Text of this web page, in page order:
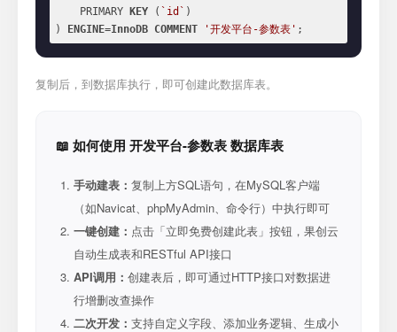
    PRIMARY
KEY ( `id` )
)
ENGINE=InnoDB COMMENT '开发平台-参数表' ;
复制后，到数据库执行，即可创建此数据库表。
📖 如何使用 开发平台-参数表 数据库表
手动建表： 复制上方SQL语句，在MySQL客户端
（如Navicat、phpMyAdmin、命令行）中执行即可
一键创建： 点击「立即免费创建此表」按钮，果创云
自动生成表和RESTful API接口
API调用： 创建表后，即可通过HTTP接口对数据进
行增删改查操作
二次开发： 支持自定义字段、添加业务逻辑、生成小